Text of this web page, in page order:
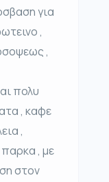
για
,
,
πολυ
, καφε
,
, με
στον